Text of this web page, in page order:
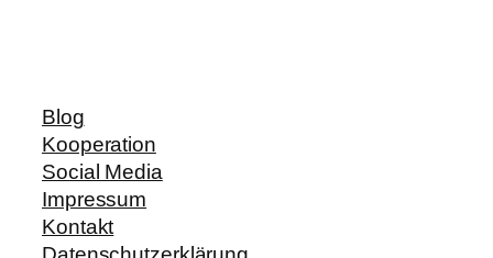
Blog
Kooperation
Social Media
Impressum
Kontakt